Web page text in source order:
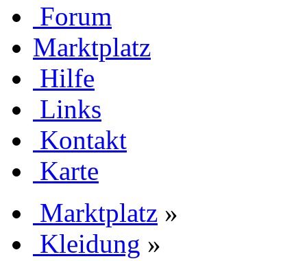
Forum
Marktplatz
Hilfe
Links
Kontakt
Karte
Marktplatz »
Kleidung »